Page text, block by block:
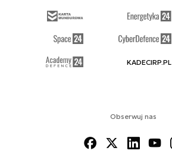
Obserwuj nas
KADECIRP.PL